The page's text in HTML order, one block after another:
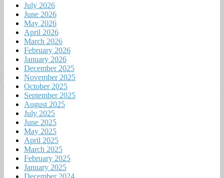
July 2026
June 2026
May 2026
April 2026
March 2026
February 2026
January 2026
December 2025
November 2025
October 2025
September 2025
August 2025
July 2025
June 2025
May 2025
April 2025
March 2025
February 2025
January 2025
December 2024